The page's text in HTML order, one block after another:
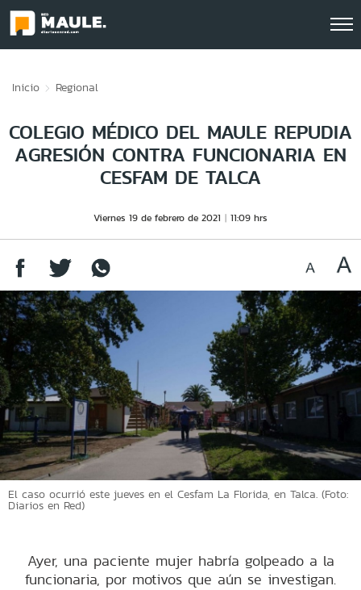
Inicio Regional
COLEGIO MÉDICO DEL MAULE REPUDIA
AGRESIÓN CONTRA FUNCIONARIA EN
CESFAM DE TALCA
Viernes 19 de febrero de 2021 11:09 hrs
El caso ocurrió este jueves en el Cesfam La Florida, en Talca. (Foto:
Diarios en Red)
Ayer, una paciente mujer habría golpeado a la
funcionaria, por motivos que aún se investigan.